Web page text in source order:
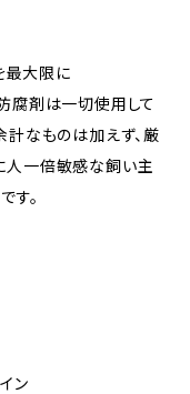
最大限に
腐剤は一切使用して
計なものは加えず、厳
人一倍敏感な飼い主
す。
ン